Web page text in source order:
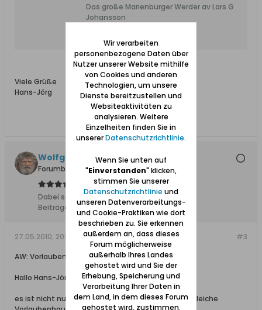
Das große Marienburger Werder av Lars G
Johansson
Viele Grüße
Hans-Jörg
Wolfgang
Forumbetreiber
Dabei seit:
10.02.2008
Beiträge:
11627
#3
27.05.2010, 20:12
AW: Vorlaubenhaus in Neukirch / Nowa Cerkiew
Hallo Hans-Jörg,
es ist nicht nur der gleiche Ort sondern auch das gleiche
Wir verarbeiten
personenbezogene Daten über
Nutzer unserer Website mithilfe
von Cookies und anderen
Technologien, um unsere
Dienste bereitzustellen und
Websiteaktivitäten zu
analysieren. Weitere
Einzelheiten finden Sie in
unsererDatenschutzrichtlinie.
Wenn Sie unten auf
"Einverstanden" klicken,
stimmen Sie unserer
Datenschutzrichtlinie und
unseren Datenverarbeitungs-
und Cookie-Praktiken wie dort
beschrieben zu. Sie erkennen
außerdem an, dass dieses
Forum möglicherweise
außerhalb Ihres Landes
gehostet wird und Sie der
Erhebung, Speicherung und
Verarbeitung Ihrer Daten in
dem Land, in dem dieses Forum
gehostet wird, zustimmen.